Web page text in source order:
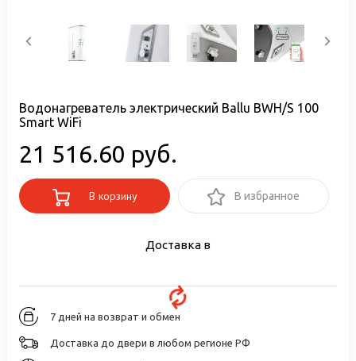
Водонагреватель электрический Ballu BWH/S 100
Smart WiFi
21 516.60 руб.
В корзину В избранное
Доставка в
7 дней на возврат и обмен
Доставка до двери в любом регионе РФ